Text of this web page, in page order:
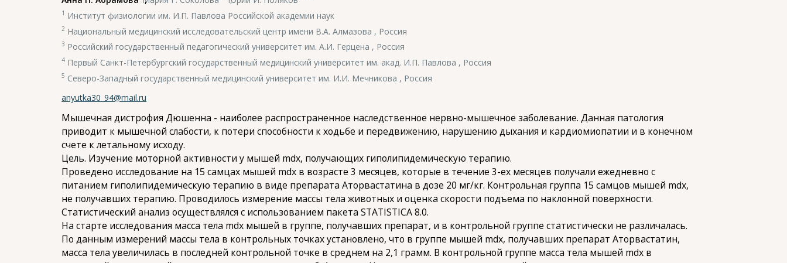
1 Институт физиологии им. И.П. Павлова Российской академии наук
2 Национальный медицинский исследовательский центр имени В.А. Алмазова , Россия
3 Российский государственный педагогический университет им. А.И. Герцена , Россия
4 Первый Санкт-Петербургский государственный медицинский университет им. акад. И.П. Павлова , Россия
5 Северо-Западный государственный медицинский университет им. И.И. Мечникова , Россия
anyutka30_94@mail.ru
Мышечная дистрофия Дюшенна - наиболее распространенное наследственное нервно-мышечное заболевание. Данная патология
приводит к мышечной слабости, к потери способности к ходьбе и передвижению, нарушению дыхания и кардиомиопатии и в конечном
счете к летальному исходу.
Цель. Изучение моторной активности у мышей mdx, получающих гиполипидемическую терапию.
Проведено исследование на 15 самцах мышей mdx в возрасте 3 месяцев, которые в течение 3-ех месяцев получали ежедневно с
питанием гиполипидемическую терапию в виде препарата Аторвастатина в дозе 20 мг/кг. Контрольная группа 15 самцов мышей mdx,
не получавших терапию. Проводилось измерение массы тела животных и оценка скорости подъема по наклонной поверхности.
Статистический анализ осуществлялся с использованием пакета STATISTICA 8.0.
На старте исследования масса тела mdx мышей в группе, получавших препарат, и в контрольной группе статистически не различалась.
По данным измерений массы тела в контрольных точках установлено, что в группе мышей mdx, получавших препарат Аторвастатин,
масса тела увеличилась в последней контрольной точке в среднем на 2,1 грамм. В контрольной группе масса тела мышей mdx в